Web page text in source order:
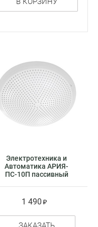
Электротехника и
Автоматика АРИЯ-
ПС-10П пассивный
1 490